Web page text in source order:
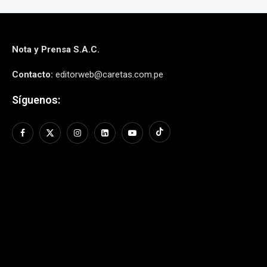
Nota y Prensa S.A.C.
Contacto: editorweb@caretas.com.pe
Síguenos: